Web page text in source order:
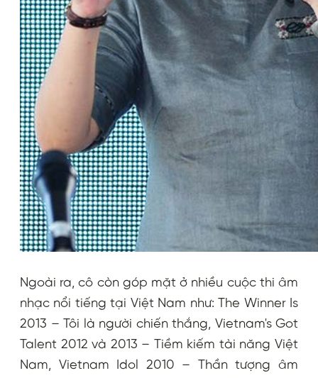
Ngoài ra, cô còn góp mặt ở nhiều cuộc thi âm
nhạc nổi tiếng tại Việt Nam như: The Winner Is
2013 – Tôi là người chiến thắng, Vietnam's Got
Talent 2012 và 2013 – Tiềm kiếm tài năng Việt
Nam, Vietnam Idol 2010 – Thần tượng âm